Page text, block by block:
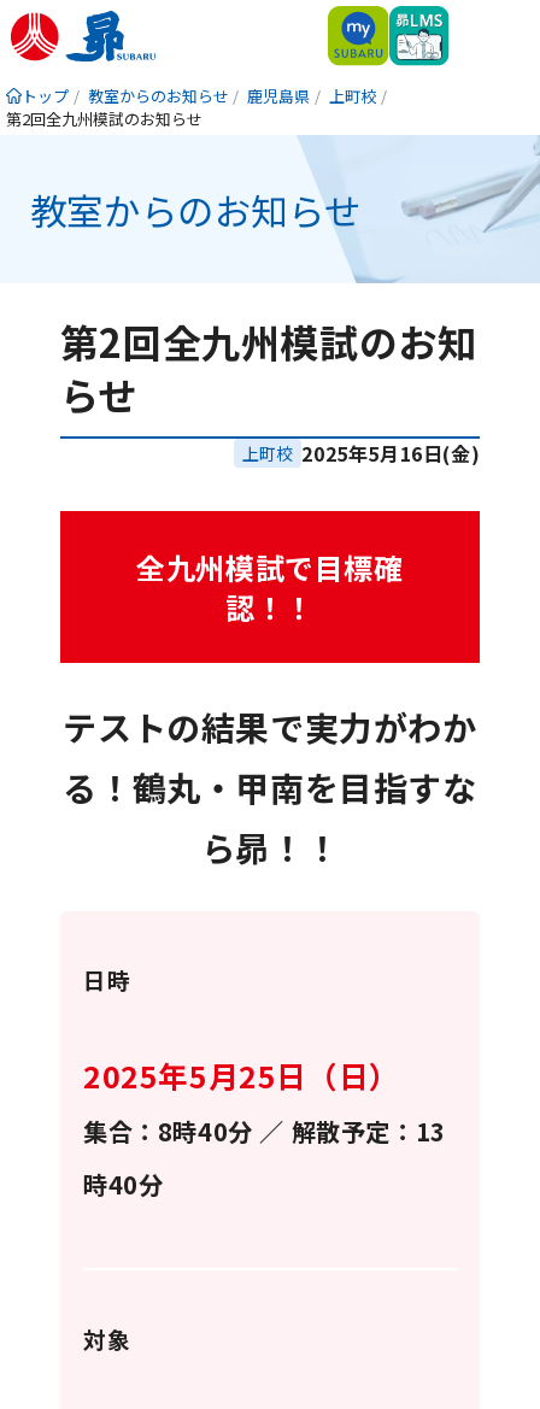
トップ 教室からのお知らせ 鹿児島県
上町校
第2回全九州模試のお知らせ
教室からのお知らせ
第2回全九州模試のお知
らせ
上町校 2025年5月16日(金)
全九州模試で目標確
認！！
テストの結果で実力がわか
る！鶴丸・甲南を目指すな
ら昴！！
日時
2025年5月25日（日）
集合：8時40分 ／ 解散予定：13
時40分
対象